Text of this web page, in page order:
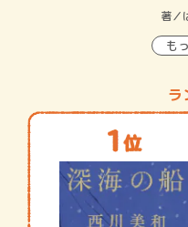
著／
も
ラ